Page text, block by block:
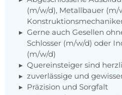
(m/w/d), Metallbauer (m/
Gerne auch Gesellen
Schlosser (m/w/d) oder
(m/w/d)
Quereinsteiger sind
zuverlässige und
Präzision und Sorgfalt